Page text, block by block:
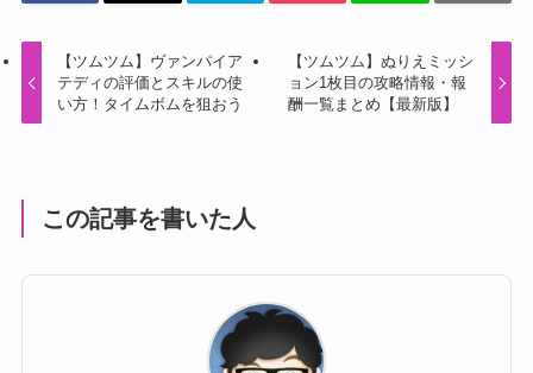
【ツムツム】ヴァンパイア
テディの評価とスキルの使
い方！タイムボムを狙おう
【ツムツム】ぬりえミッシ
ョン1枚目の攻略情報・報
酬一覧まとめ【最新版】
この記事を書いた人